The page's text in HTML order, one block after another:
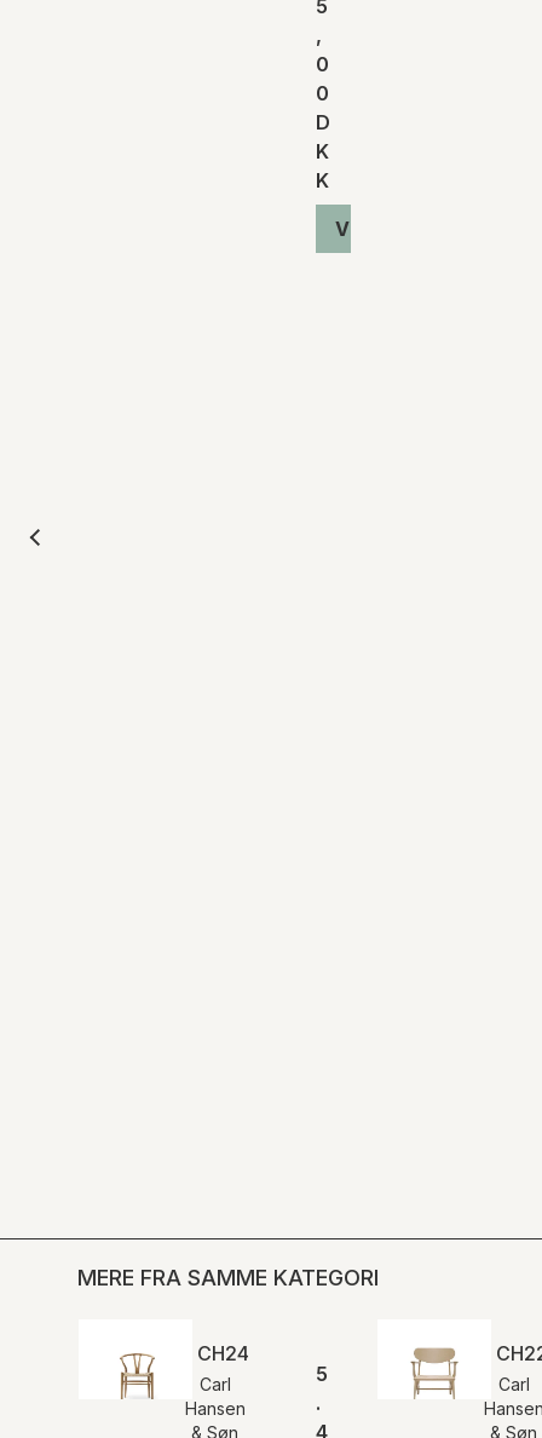
5
,
0
0
D
K
K
Vis produkt
MERE FRA SAMME KATEGORI
CH24 | Y-stolen | Eg olie | Naturflet |
Carl
Hansen
& Søn
5
.
4
Carl
Hansen
& Søn